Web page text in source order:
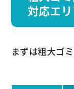
対応エ
まずは粗大ゴ